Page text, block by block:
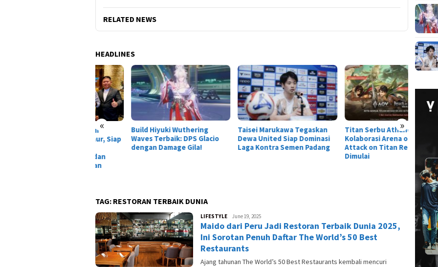
RELATED NEWS
HEADLINES
« »
Build Hiyuki Wuthering
Waves Terbaik: DPS Glacio
dengan Damage Gila!
Taisei Marukawa Tegaskan
Dewa United Siap Dominasi
Laga Kontra Semen Padang
Titan Serbu Athanor!
Kolaborasi Arena of Valor x
Attack on Titan Resmi
Siapa
TAG: RESTORAN TERBAIK DUNIA
LIFESTYLE Andesma
Candra
June 19, 2025
Maido dari Peru Jadi Restoran Terbaik Dunia 2025,
Ini Sorotan Penuh Daftar The World’s 50 Best
Restaurants
Ajang tahunan The World’s 50 Best Restaurants kembali mencuri